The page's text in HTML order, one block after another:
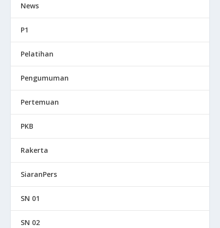
News
P1
Pelatihan
Pengumuman
Pertemuan
PKB
Rakerta
SiaranPers
SN 01
SN 02